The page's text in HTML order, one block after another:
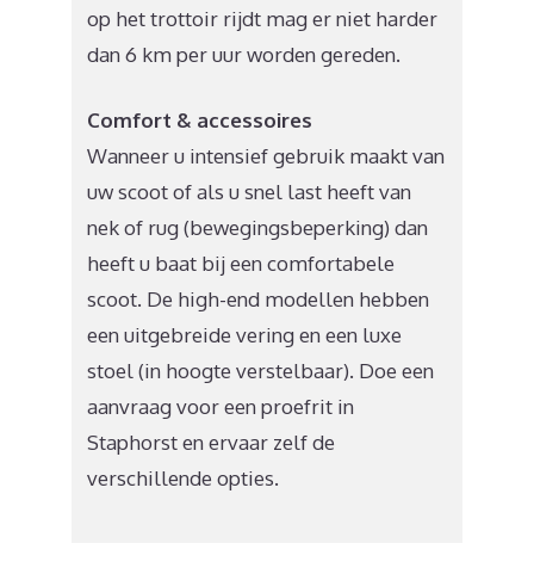
op het trottoir rijdt mag er niet harder
dan 6 km per uur worden gereden.
Comfort & accessoires
Wanneer u intensief gebruik maakt van
uw scoot of als u snel last heeft van
nek of rug (bewegingsbeperking) dan
heeft u baat bij een comfortabele
scoot. De high-end modellen hebben
een uitgebreide vering en een luxe
stoel (in hoogte verstelbaar). Doe een
aanvraag voor een proefrit in
Staphorst en ervaar zelf de
verschillende opties.